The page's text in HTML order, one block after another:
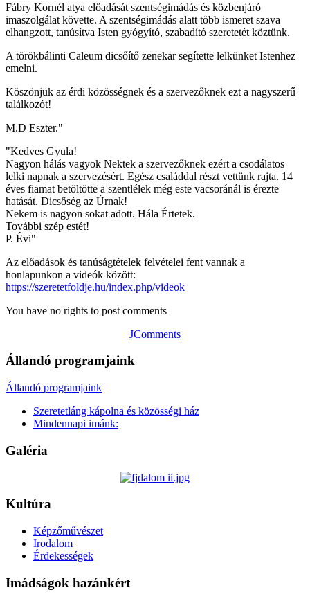
Fábry Kornél atya előadását szentségimádás és közbenjáró
imaszolgálat követte. A szentségimádás alatt több ismeret szava
elhangzott, tanúsítva Isten gyógyító, szabadító szeretetét köztünk.
A törökbálinti Caleum dicsőítő zenekar segítette lelkünket Istenhez
emelni.
Köszönjük az érdi közösségnek és a szervezőknek ezt a nagyszerű
találkozót!
M.D Eszter."
"Kedves Gyula!
Nagyon hálás vagyok Nektek a szervezőknek ezért a csodálatos
lelki napnak a szervezésért. Egész családdal részt vettünk rajta. 14
éves fiamat betöltötte a szentlélek még este vacsoránál is érezte
hatását. Dicsőség az Úrnak!
Nekem is nagyon sokat adott. Hála Értetek.
További szép estét!
P. Évi"
Az előadások és tanúságtételek felvételei fent vannak a
honlapunkon a videók között:
https://szeretetfoldje.hu/index.php/videok
You have no rights to post comments
JComments
Állandó programjaink
Állandó programjaink
Szeretetláng kápolna és közösségi ház
Mindennapi imánk:
Galéria
Kultúra
Képzőművészet
Irodalom
Érdekességek
Imádságok hazánkért